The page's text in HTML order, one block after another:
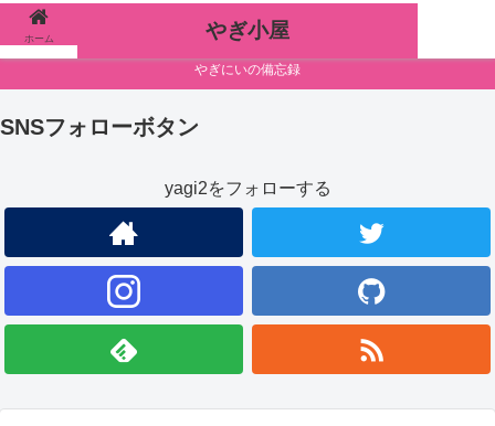
やぎにいの備忘録
SNSフォローボタン
yagi2をフォローする
ホーム やぎ小屋